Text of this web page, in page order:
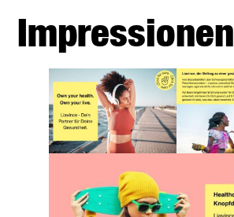
Impressionen